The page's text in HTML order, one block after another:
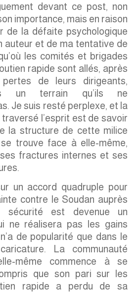
devant ce post, non
importance, mais en raison
de la défaite psychologique
auteur et de ma tentative de
les comités et brigades
rapide sont allés, après
pertes de leurs dirigeants,
un terrain qu’ils ne
Je suis resté perplexe, et la
traversé l’esprit est de savoir
la structure de cette milice
se trouve face à elle-même,
fractures internes et ses
un accord quadruple pour
contre le Soudan auprès
sécurité est devenue un
ne réalisera pas les gains
de popularité que dans le
La communauté
même commence à se
que son pari sur les
rapide a perdu de sa